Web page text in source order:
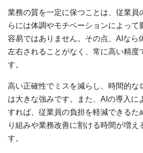
業務の質を一定に保つことは、従業員
らには体調やモチベーションによって
容易ではありません。その点、AIなら
左右されることがなく、常に高い精度
す。
高い正確性でミスを減らし、時間的な
は大きな強みです。また、AIの導入に
すれば、従業員の負担を軽減できるた
り組みや業務改善に割ける時間が増え
す。